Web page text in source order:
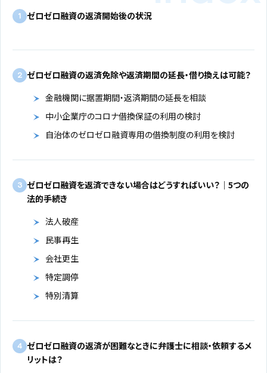
1 ゼロゼロ融資の返済開始後の状況
2 ゼロゼロ融資の返済免除や返済期間の延長・借り換えは可能？
金融機関に据置期間・返済期間の延長を相談
中小企業庁のコロナ借換保証の利用の検討
自治体のゼロゼロ融資専用の借換制度の利用を検討
3 ゼロゼロ融資を返済できない場合はどうすればいい？｜5つの
法的手続き
法人破産
民事再生
会社更生
特定調停
特別清算
4 ゼロゼロ融資の返済が困難なときに弁護士に相談・依頼するメ
リットは？